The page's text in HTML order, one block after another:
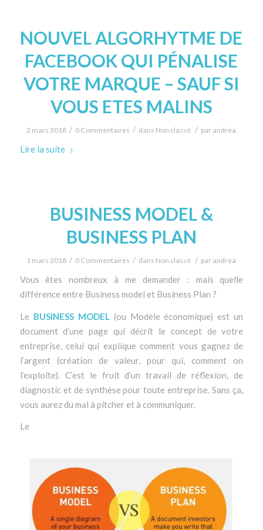
NOUVEL ALGORHYTME DE
FACEBOOK QUI PÉNALISE
VOTRE MARQUE – SAUF SI
VOUS ETES MALINS
2 mars 2018 / 0 Commentaires / dans Non classé / par andrea
Lire la suite
BUSINESS MODEL &
BUSINESS PLAN
1 mars 2018 / 0 Commentaires / dans Non classé / par andrea
Vous êtes nombreux à me demander : mais quelle
différence entre Business model et Business Plan ?
Le BUSINESS MODEL
(ou Modèle économique) est un
document d’une page qui décrit le concept de votre
entreprise, celui qui explique comment vous gagnez de
l’argent (création de valeur, pour qui, comment on
l’exploite). C’est le fruit d’un travail de réflexion, de
diagnostic et de synthèse pour toute entreprise. Sans ça,
vous aurez du mal à pitcher et à communiquer.
Le